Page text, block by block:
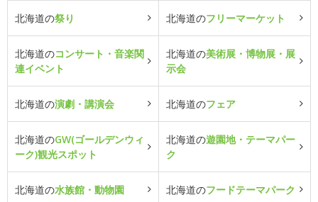
北海道の祭り 北海道のフリーマーケット
北海道のコンサート・音楽関
連イベント
北海道の美術展・博物展・展
示会
北海道の演劇・講演会 北海道のフェア
北海道のGW(ゴールデンウィ
ーク)観光スポット
北海道の遊園地・テーマパー
ク
北海道の水族館・動物園 北海道のフードテーマパーク